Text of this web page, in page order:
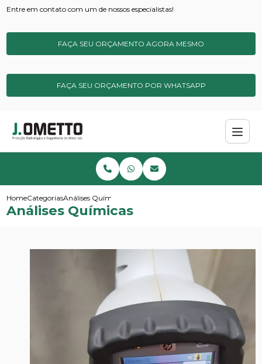
Entre em contato com um de nossos especialistas!
FAÇA SEU ORÇAMENTO AGORA MESMO
FAÇA SEU ORÇAMENTO POR WHATSAPP
HomeCategoriasAnálises Químicas
Análises Químicas